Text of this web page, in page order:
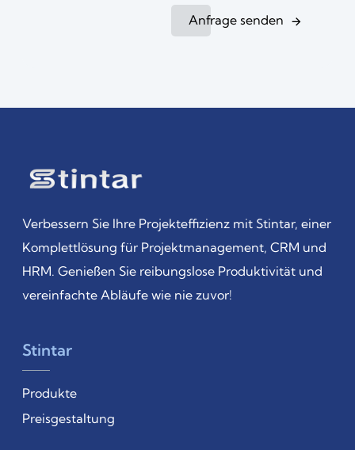
Anfrage senden
Verbessern Sie Ihre Projekteffizienz mit Stintar, einer
Komplettlösung für Projektmanagement, CRM und
HRM. Genießen Sie reibungslose Produktivität und
vereinfachte Abläufe wie nie zuvor!
Stintar
Produkte
Preisgestaltung